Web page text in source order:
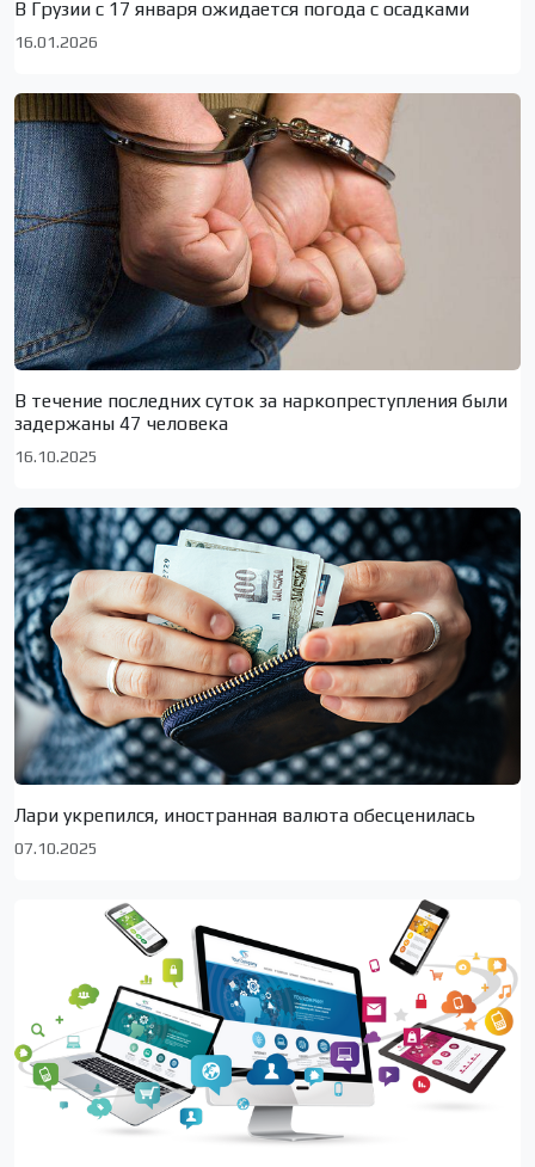
В Грузии с 17 января ожидается погода с осадками
16.01.2026
В течение последних суток за наркопреступления были
задержаны 47 человека
16.10.2025
Лари укрепился, иностранная валюта обесценилась
07.10.2025